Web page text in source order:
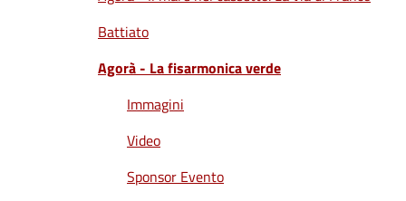
Battiato
Agorà - La fisarmonica verde
Immagini
Video
Sponsor Evento